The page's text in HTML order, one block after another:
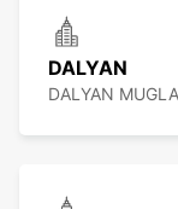
DALYAN
DALYAN